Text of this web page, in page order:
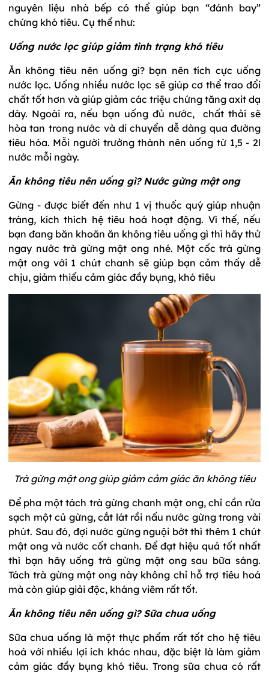
nguyên liệu nhà bếp có thể giúp bạn “đánh bay”
chứng khó tiêu. Cụ thể như:
Uống nước lọc giúp giảm tình trạng khó tiêu
Ăn không tiêu nên uống gì? bạn nên tích cực uống
nước lọc. Uống nhiều nước lọc sẽ giúp cơ thể trao đổi
chất tốt hơn và giúp giảm các triệu chứng tăng axit dạ
dày. Ngoài ra, nếu bạn uống đủ nước, chất thải sẽ
hòa tan trong nước và di chuyển dễ dàng qua đường
tiêu hóa. Mỗi người trưởng thành nên uống từ 1,5 - 2l
nước mỗi ngày.
Ăn không tiêu nên uống gì? Nước gừng mật ong
Gừng - được biết đến như 1 vị thuốc quý giúp nhuận
tràng, kích thích hệ tiêu hoá hoạt động. Vì thế, nếu
bạn đang băn khoăn ăn không tiêu uống gì thì hãy thử
ngay nước trà gừng mật ong nhé. Một cốc trà gừng
mật ong với 1 chút chanh sẽ giúp bạn cảm thấy dễ
chịu, giảm thiểu cảm giác đầy bụng, khó tiêu
Trà gừng mật ong giúp giảm cảm giác ăn không tiêu
Để pha một tách trà gừng chanh mật ong, chỉ cần rửa
sạch một củ gừng, cắt lát rồi nấu nước gừng trong vài
phút. Sau đó, đợi nước gừng nguội bớt thì thêm 1 chút
mật ong và nước cốt chanh. Để đạt hiệu quả tốt nhất
thì bạn hãy uống trà gừng mật ong sau bữa sáng.
Tách trà gừng mật ong này không chỉ hỗ trợ tiêu hoá
mà còn giúp giải độc, kháng viêm rất tốt.
Ăn không tiêu nên uống gì? Sữa chua uống
Sữa chua uống là một thực phẩm rất tốt cho hệ tiêu
hoá với nhiều lợi ích khác nhau, đặc biệt là làm giảm
cảm giác đầy bụng khó tiêu. Trong sữa chua có rất